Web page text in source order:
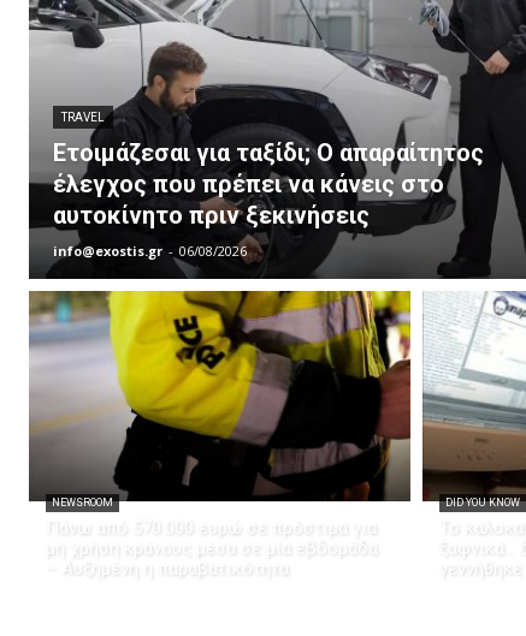
TRAVEL
Ετοιμάζεσαι για ταξίδι; Ο απαραίτητος
έλεγχος που πρέπει να κάνεις στο
αυτοκίνητο πριν ξεκινήσεις
info@exostis.gr - 06/08/2026
NEWSROOM
Πάνω από 570.000 ευρώ σε πρόστιμα για
μη χρήση κράνους μέσα σε μία εβδομάδα
– Αυξημένη η παραβατικότητα
DID YOU KNOW
Το